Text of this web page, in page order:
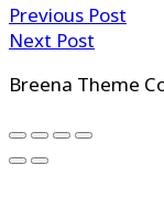
Previous Post
Next Post
Breena Theme